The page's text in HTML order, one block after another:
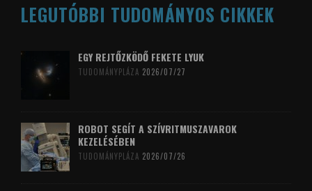
LEGUTÓBBI TUDOMÁNYOS CIKKEK
EGY REJTŐZKÖDŐ FEKETE LYUK
TUDOMÁNYPLÁZA 2026/07/27
ROBOT SEGÍT A SZÍVRITMUSZAVAROK
KEZELÉSÉBEN
TUDOMÁNYPLÁZA 2026/07/26